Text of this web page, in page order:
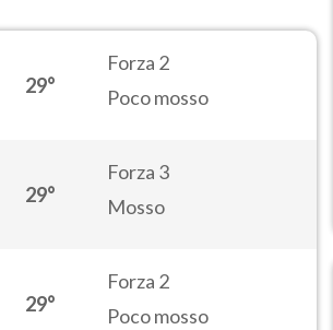
29°
Forza 2
Poco mosso
29°
Forza 3
Mosso
29°
Forza 2
Poco mosso